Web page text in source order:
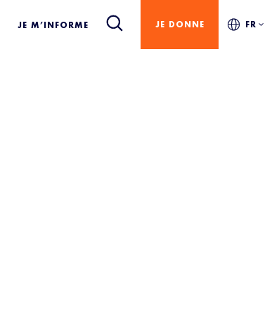
JE M’INFORME JE DONNE FR